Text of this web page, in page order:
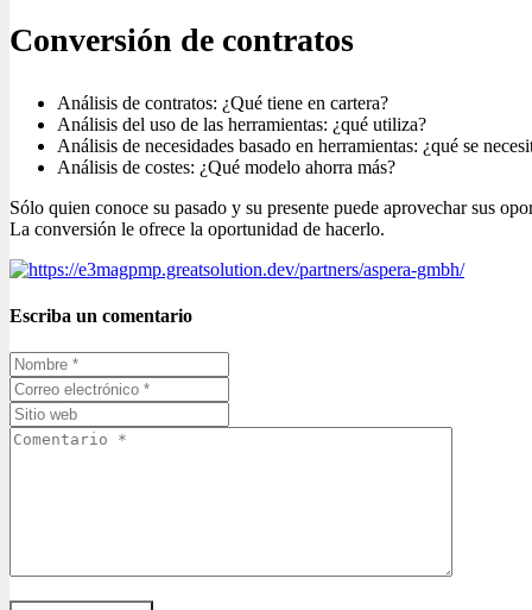
Conversión de contratos
Análisis de contratos: ¿Qué tiene en cartera?
Análisis del uso de las herramientas: ¿qué utiliza?
Análisis de necesidades basado en herramientas: ¿qué se
Análisis de costes: ¿Qué modelo ahorra más?
Sólo quien conoce su pasado y su presente puede aprovechar sus
La conversión le ofrece la oportunidad de hacerlo.
Escriba un comentario